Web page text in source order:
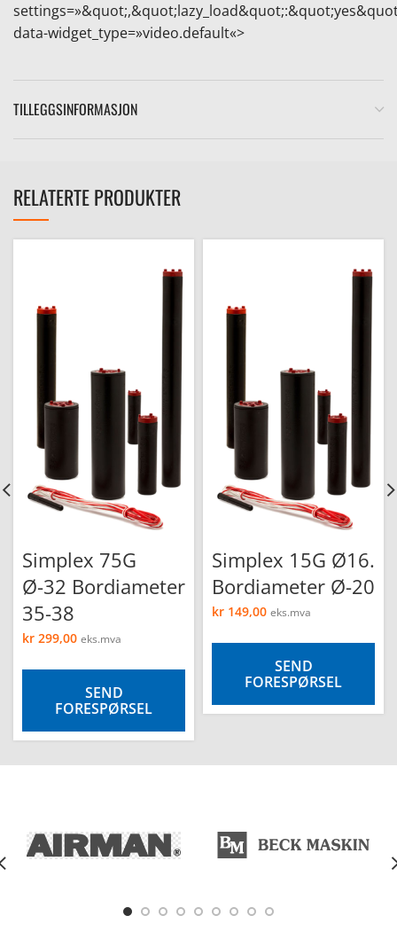
settings=»
data-widget_type=»video.default«>
TILLEGGSINFORMASJON
RELATERTE PRODUKTER
Simplex 75G
Ø-32 Bordiameter
35-38
kr 299,00 eks.mva
SEND
FORESPØRSEL
Simplex 15G Ø16.
Bordiameter Ø-20
kr 149,00 eks.mva
SEND
FORESPØRSEL